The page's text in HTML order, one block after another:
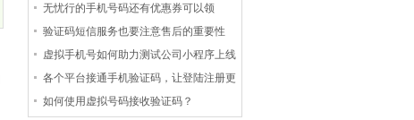
无忧行的手机号码还有优惠券可以领
验证码短信服务也要注意售后的重要性
虚拟手机号如何助力测试公司小程序上线
各个平台接通手机验证码，让登陆注册更
如何使用虚拟号码接收验证码？